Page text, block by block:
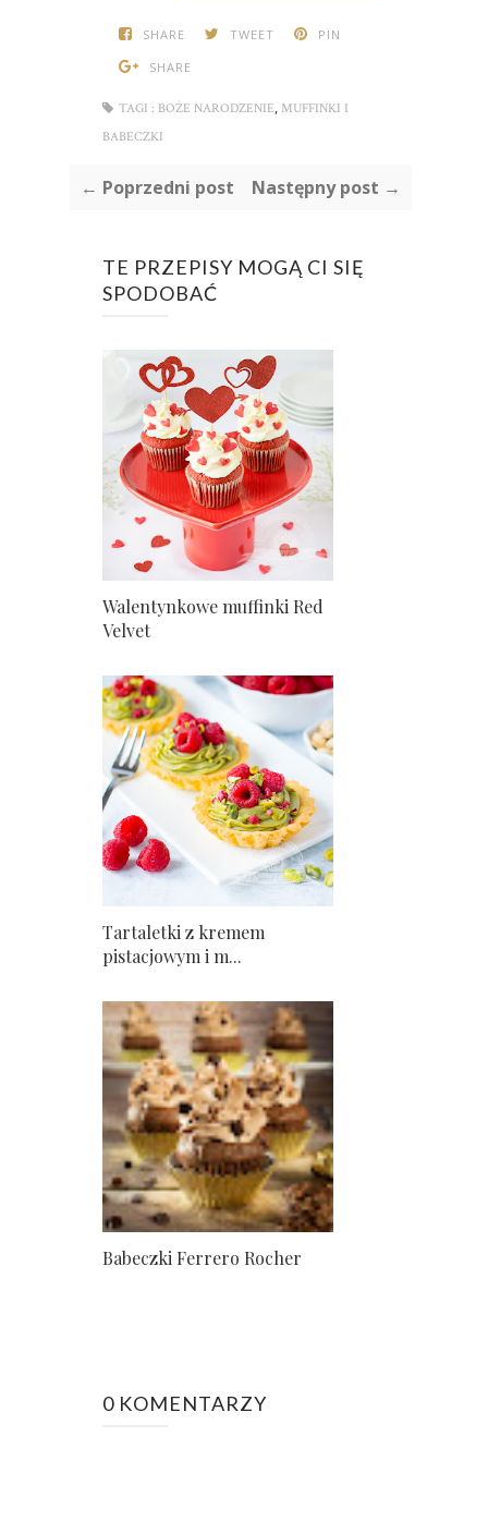
SHARE TWEET
PIN
SHARE
TAGI : BOŻE NARODZENIE, MUFFINKI I
BABECZKI
← Poprzedni post Następny post →
TE PRZEPISY MOGĄ CI SIĘ
SPODOBAĆ
Walentynkowe muffinki Red
Velvet
Tartaletki z kremem
pistacjowym i m...
Babeczki Ferrero Rocher
0 KOMENTARZY